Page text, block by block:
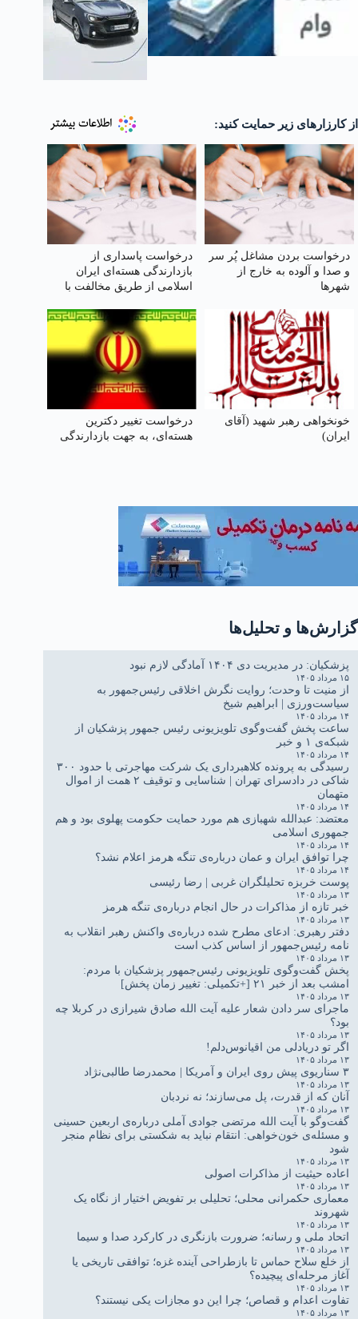
از کارزارهای زیر حمایت کنید:
درخواست بردن مشاغل پُر سر
و صدا و آلوده به خارج از
شهرها
درخواست پاسداری از
بازدارندگی هسته‌ای ایران
اسلامی از طریق مخالفت با
کشور یا رقیق‌سازی آن در
خونخواهی رهبر شهید (آقای
ایران)
درخواست تغییر دکترین
هسته‌ای، به جهت بازدارندگی
گزارش‌ها و تحلیل‌ها
پزشکیان: در مدیریت دی ۱۴۰۴ آمادگی لازم نبود
۱۵ مرداد ۱۴۰۵
از منیت تا وحدت؛ روایت نگرش اخلاقی رئیس‌جمهور به
سیاست‌ورزی | ابراهیم شیخ
۱۴ مرداد ۱۴۰۵
ساعت پخش گفت‌وگوی تلویزیونی رئیس جمهور پزشکیان از
شبکه‌ی ۱ و خبر
۱۴ مرداد ۱۴۰۵
رسیدگی به پرونده کلاهبرداری یک شرکت مهاجرتی با حدود ۳۰۰
شاکی در دادسرای تهران | شناسایی و توقیف ۲ همت از اموال
متهمان
۱۴ مرداد ۱۴۰۵
معتضد: عبدالله شهبازی هم مورد حمایت حکومت پهلوی بود و هم
جمهوری اسلامی
۱۴ مرداد ۱۴۰۵
چرا توافق ایران و عمان درباره‌ی تنگه هرمز اعلام نشد؟
۱۴ مرداد ۱۴۰۵
پوست خربزه تحلیلگران غربی | رضا رئیسی
۱۳ مرداد ۱۴۰۵
خبر تازه از مذاکرات در حال انجام درباره‌ی تنگه هرمز
۱۳ مرداد ۱۴۰۵
دفتر رهبری: ادعای مطرح شده درباره‌ی واکنش رهبر انقلاب به
نامه رئیس‌جمهور از اساس کذب است
۱۳ مرداد ۱۴۰۵
پخش گفت‌وگوی تلویزیونی رئیس‌جمهور پزشکیان با مردم:
امشب بعد از خبر ۲۱ [+تکمیلی: تغییر زمان پخش]
۱۳ مرداد ۱۴۰۵
ماجرای سر دادن شعار علیه آیت الله صادق شیرازی در کربلا چه
بود؟
۱۳ مرداد ۱۴۰۵
اگر تو دریادلی من اقیانوس‌دلم!
۱۳ مرداد ۱۴۰۵
۳ سناریوی پیش روی ایران و آمریکا | محمدرضا طالبی‌نژاد
۱۳ مرداد ۱۴۰۵
آنان که از قدرت، پل می‌سازند؛ نه نردبان
۱۳ مرداد ۱۴۰۵
گفت‌وگو با آیت الله مرتضی جوادی آملی درباره‌ی اربعین حسینی
و مسئله‌ی خون‌خواهی: انتقام نباید به شکستی برای نظام منجر
شود
۱۳ مرداد ۱۴۰۵
اعاده حیثیت از مذاکرات اصولی
۱۳ مرداد ۱۴۰۵
معماری حکمرانی محلی؛ تحلیلی بر تفویض اختیار از نگاه یک
شهروند
۱۳ مرداد ۱۴۰۵
اتحاد ملی و رسانه؛ ضرورت بازنگری در کارکرد صدا و سیما
۱۳ مرداد ۱۴۰۵
از خلع سلاح حماس تا بازطراحی آینده غزه؛ توافقی تاریخی یا
آغاز مرحله‌ای پیچیده؟
۱۳ مرداد ۱۴۰۵
تفاوت اعدام و قصاص؛ چرا این دو مجازات یکی نیستند؟
۱۳ مرداد ۱۴۰۵